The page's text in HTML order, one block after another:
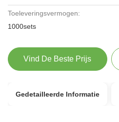
Toeleveringsvermogen:
1000sets
Vind De Beste Prijs
Gedetailleerde Informatie